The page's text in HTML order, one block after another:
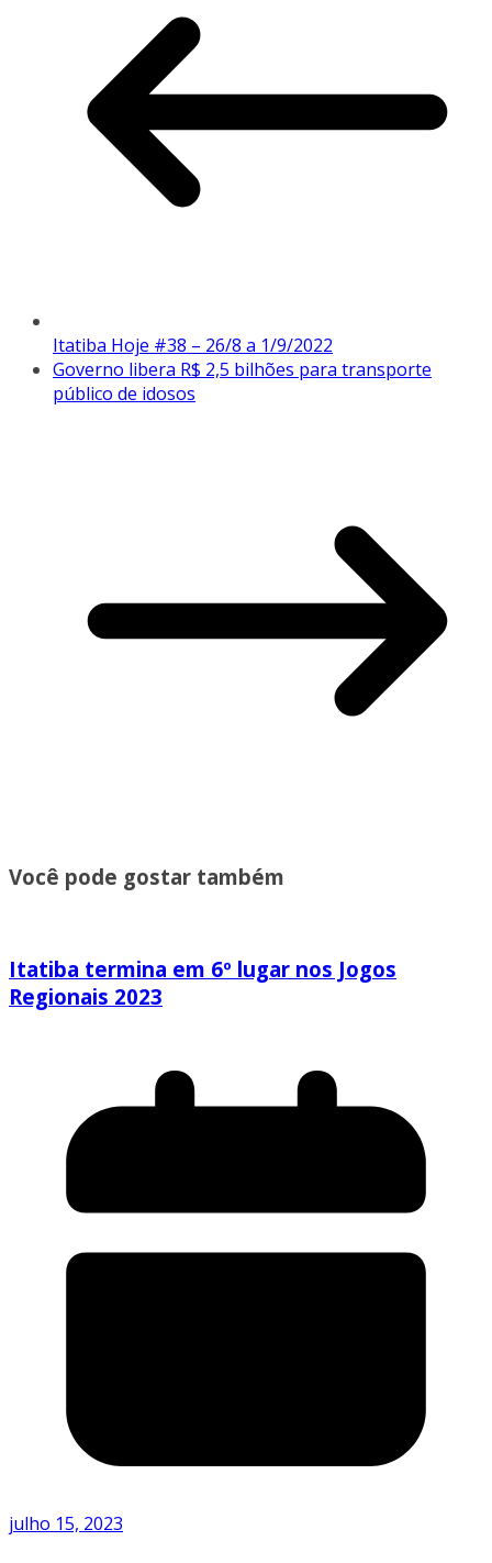
Itatiba Hoje #38 – 26/8 a 1/9/2022
Governo libera R$ 2,5 bilhões para transporte
público de idosos
Você pode gostar também
Itatiba termina em 6º lugar nos Jogos
Regionais 2023
julho 15, 2023